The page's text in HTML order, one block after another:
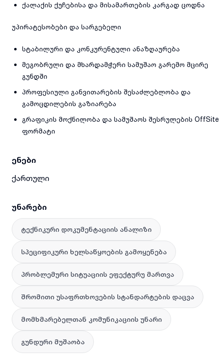
ქალაქის ქუჩებისა და მისამართების კარგად ცოდნა
უპირატესობები და სარგებელი
სტაბილური და კონკურენტული ანაზღაურება
მეგობრული და მხარდამჭერი სამუშაო გარემო მცირე
გუნდში
პროფესიული განვითარების შესაძლებლობა და
გამოცდილების გაზიარება
გრაფიკის მოქნილობა და სამუშაოს შესრულების OffSite
ფორმატი
ენები
ქართული
უნარები
ტექნიკური დოკუმენტაციის ანალიზი
სპეციფიკური ხელსაწყოების გამოყენება
პრობლემური სიტუაციის ეფექტურუ მართვა
შრომითი უსაფრთხოვების სტანდარტების დაცვა
მომხმარებელთან კომუნიკაციის უნარი
გუნდური მუშაობა